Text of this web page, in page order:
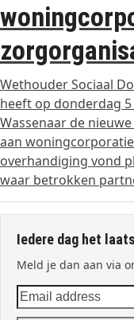
Wethouder Sociaal
heeft op donderdag
Wassenaar de
aan
overhandiging vond
waar betrokken
Iedere dag het
Meld je dan aan via
Email
address